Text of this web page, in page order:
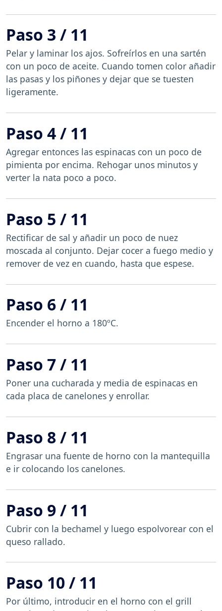
Paso 3 / 11
Pelar y laminar los ajos. Sofreírlos en una sartén
con un poco de aceite. Cuando tomen color añadir
las pasas y los piñones y dejar que se tuesten
ligeramente.
Paso 4 / 11
Agregar entonces las espinacas con un poco de
pimienta por encima. Rehogar unos minutos y
verter la nata poco a poco.
Paso 5 / 11
Rectificar de sal y añadir un poco de nuez
moscada al conjunto. Dejar cocer a fuego medio y
remover de vez en cuando, hasta que espese.
Paso 6 / 11
Encender el horno a 180ºC.
Paso 7 / 11
Poner una cucharada y media de espinacas en
cada placa de canelones y enrollar.
Paso 8 / 11
Engrasar una fuente de horno con la mantequilla
e ir colocando los canelones.
Paso 9 / 11
Cubrir con la bechamel y luego espolvorear con el
queso rallado.
Paso 10 / 11
Por último, introducir en el horno con el grill